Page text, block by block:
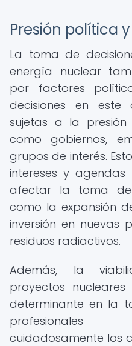
Presión política
La toma de
energía nuclear
por factores
decisiones en
sujetas a la presión
como gobiernos,
grupos de interés.
intereses y
afectar la toma de
como la expansión
inversión en nuevas
residuos radiactivos.
Además, la
proyectos
determinante en la
cuidadosamente los